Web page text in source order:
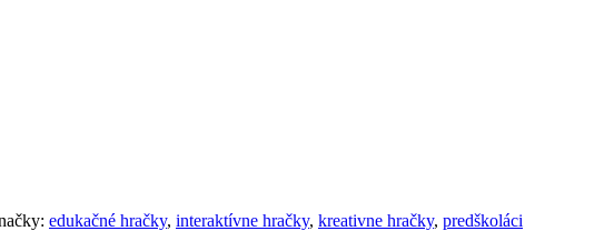
edukačné hračky, interaktívne hračky, kreativne hračky, predškoláci